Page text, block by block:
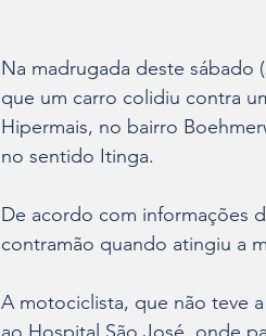
Na madrugada deste sábado
que um carro colidiu contra
Hipermais, no bairro
no sentido Itinga.
De acordo com informações
contramão quando atingiu a
A motociclista, que não teve
ao Hospital São José, onde